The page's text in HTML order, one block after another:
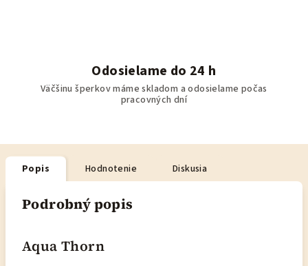
Odosielame do 24 h
Väčšinu šperkov máme skladom a odosielame počas
pracovných dní
Popis Hodnotenie Diskusia
Podrobný popis
Aqua Thorn